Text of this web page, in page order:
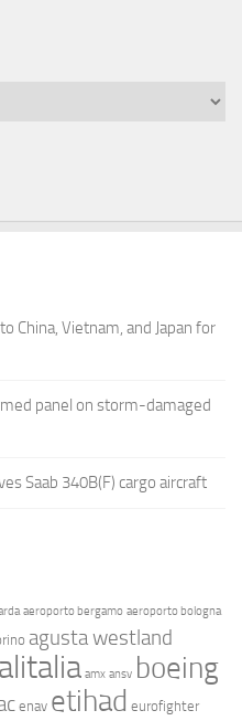
China, Vietnam, and Japan for
panel on storm-damaged
Saab 340B(F) cargo aircraft
aeroporto bergamo aeroporto bologna
agusta westland
alitalia amx ansv boeing
enav etihad eurofighter